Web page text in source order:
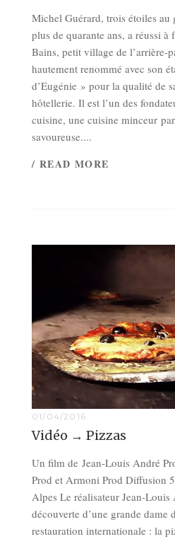
Michel Guérard, trois étoiles
plus de quarante ans, a réussi à
Bains, petit village de l’arrière-
hautement renommé avec son
d’Eugénie » pour la qualité de
hôtellerie. Il est l’un des
cuisine, une cuisine minceur
savoureuse....
/ READ MORE
01/04/2016
Vidéo → Pizzas
Un film de Jean-Louis André
Prod et Armoni Prod Diffusion
Alpes Le réalisateur Jean-Louis
découverte d’une grande dame
restauration internationale : la